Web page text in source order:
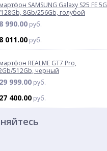
SAMSUNG Galaxy S25 FE 5G
8Gb/256Gb, голубой
990.00 руб.
011.00 руб.
REALME GT7 Pro,
512Gb, черный
999.00 руб.
400.00 руб.